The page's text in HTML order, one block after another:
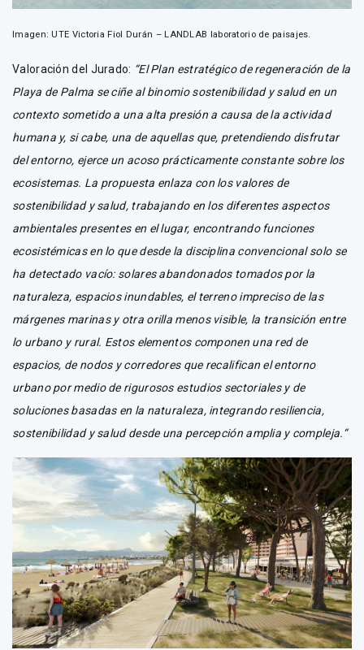
Imagen: UTE Victoria Fiol Durán – LANDLAB laboratorio de paisajes.
Valoración del Jurado: “El Plan estratégico de regeneración de la
Playa de Palma se ciñe al binomio sostenibilidad y salud en un
contexto sometido a una alta presión a causa de la actividad
humana y, si cabe, una de aquellas que, pretendiendo disfrutar
del entorno, ejerce un acoso prácticamente constante sobre los
ecosistemas. La propuesta enlaza con los valores de
sostenibilidad y salud, trabajando en los diferentes aspectos
ambientales presentes en el lugar, encontrando funciones
ecosistémicas en lo que desde la disciplina convencional solo se
ha detectado vacío: solares abandonados tomados por la
naturaleza, espacios inundables, el terreno impreciso de las
márgenes marinas y otra orilla menos visible, la transición entre
lo urbano y rural. Estos elementos componen una red de
espacios, de nodos y corredores que recalifican el entorno
urbano por medio de rigurosos estudios sectoriales y de
soluciones basadas en la naturaleza, integrando resiliencia,
sostenibilidad y salud desde una percepción amplia y compleja.“